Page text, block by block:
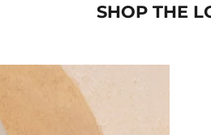
SHOP THE